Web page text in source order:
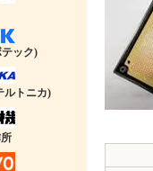
ック)
トニカ)